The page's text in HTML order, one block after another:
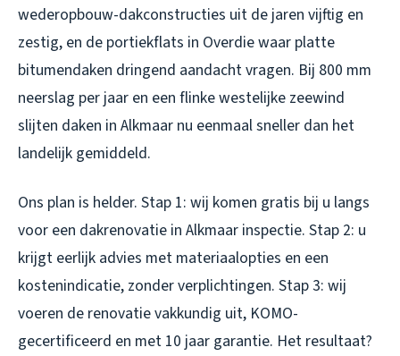
wederopbouw-dakconstructies uit de jaren vijftig en
zestig, en de portiekflats in Overdie waar platte
bitumendaken dringend aandacht vragen. Bij 800 mm
neerslag per jaar en een flinke westelijke zeewind
slijten daken in Alkmaar nu eenmaal sneller dan het
landelijk gemiddeld.
Ons plan is helder. Stap 1: wij komen gratis bij u langs
voor een dakrenovatie in Alkmaar inspectie. Stap 2: u
krijgt eerlijk advies met materiaalopties en een
kostenindicatie, zonder verplichtingen. Stap 3: wij
voeren de renovatie vakkundig uit, KOMO-
gecertificeerd en met 10 jaar garantie. Het resultaat?